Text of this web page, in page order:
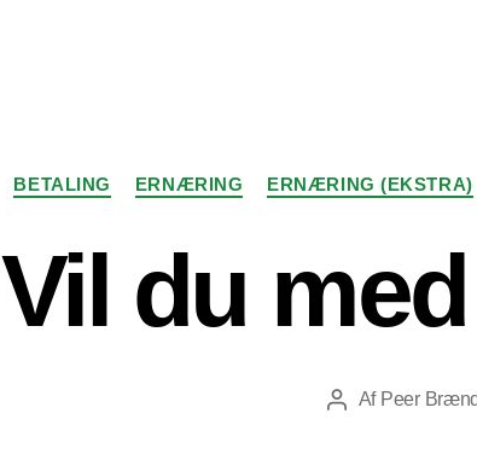
BETALING ERNÆRING ERNÆRING (EKSTRA)
Vil du
Indlægsforfatter
Af Peer